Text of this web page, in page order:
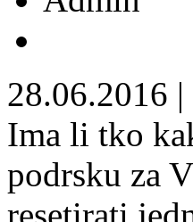
28.06.2016 |
Ima li tko
podrsku za
resetirati